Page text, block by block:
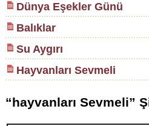
Dünya Eşekler Günü
Balıklar
Su Aygırı
Hayvanları Sevmeli
“hayvanları Sevmeli”